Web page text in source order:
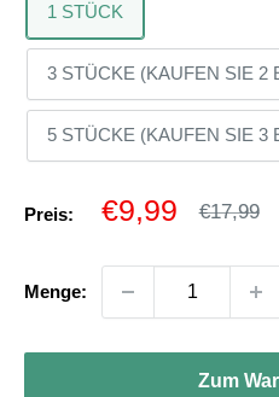
1 STÜCK
3 STÜCKE (KAUFEN SIE 2
5 STÜCKE (KAUFEN SIE 3
Preis: Sonderpreis
€9,99 €17,99
Menge:
Zum